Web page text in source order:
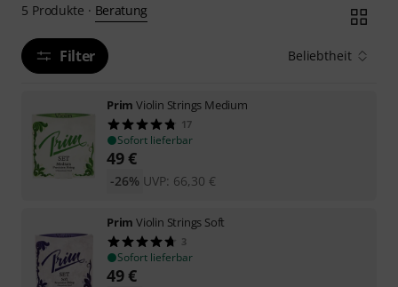
5 Produkte · Beratung
Filter Beliebtheit
Prim Violin Strings Medium
17
Sofort lieferbar
49€
UVP: 66,30 €
-26%
Prim Violin Strings Soft
3
Sofort lieferbar
49€